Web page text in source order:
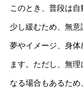
このとき、普段は
少し緩むため、無意
夢やイメージ、身体
ます。ただし、無
なる場合もあるた